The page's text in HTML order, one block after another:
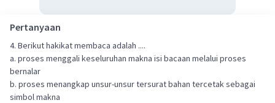
Pertanyaan
4. Berikut hakikat membaca adalah ....
a. proses menggali keseluruhan makna isi bacaan melalui proses
bernalar
b. proses menangkap unsur-unsur tersurat bahan tercetak sebagai
simbol makna